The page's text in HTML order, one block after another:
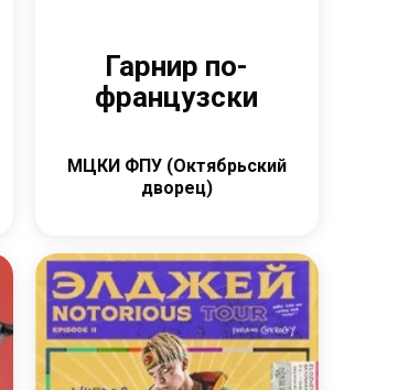
Гарнир по-
французски
МЦКИ ФПУ (Октябрьский
дворец)
Детальніше